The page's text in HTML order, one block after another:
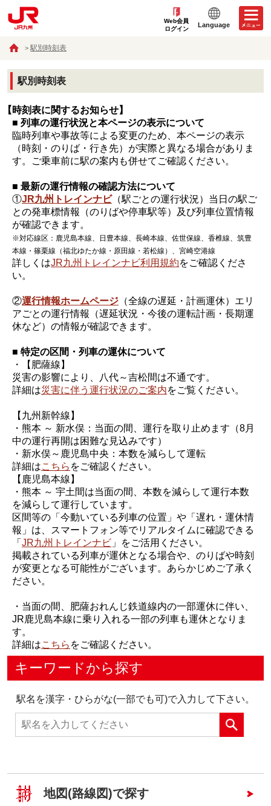
Web会員
ログイン
Language
駅別時刻表
駅別時刻表
【時刻表に関するお知らせ】
■ 列車の運行状況と本ページの表示について
臨時列車や事故等による変更のため、本ページの表示
（時刻・のりば・行き先）が実際と異なる場合がありま
す。ご乗車前に駅の案内も併せてご確認ください。
■ 最新の運行情報の確認方法について
①JR九州トレインナビ（駅ごとの運行状況）当日の駅ご
との発車標情報（のりばや停車駅等）及び列車位置情報
が確認できます。
※対応線区：鹿児島本線、日豊本線、長崎本線、佐世保線、香椎線、筑豊
本線・篠栗線（福北ゆたか線・原田線・若松線）、宮崎空港線
詳しくはJR九州トレインナビ利用規約をご確認くださ
い。
②運行情報ホームページ （全線の遅延・計画運休）エリ
アごとの運行情報（遅延状況・今後の運転計画・長期運
休など）の情報が確認できます。
■ 特定の区間・列車の運休について
・【肥薩線】
災害の影響により、八代～吉松間は不通です。
詳細は災害に伴う運行状況のご案内をご覧ください。
【九州新幹線】
・熊本 ～ 新水俣：当面の間、運行を取り止めます（8月
中の運行再開は困難な見込みです）
・新水俣～鹿児島中央：本数を減らして運転
詳細はこちら をご確認ください。
【鹿児島本線】
・熊本 ～ 宇土間は当面の間、本数を減らして運行本数
を減らして運行しています。
区間等の「今動いている列車の位置」や「遅れ・運休情
報」は、スマートフォン等でリアルタイムに確認できる
「JR九州トレインナビ 」をご活用ください。
掲載されている列車が運休となる場合や、のりばや時刻
が変更となる可能性がございます。あらかじめご了承く
ださい。
・当面の間、肥薩おれんじ鉄道線内の一部運休に伴い、
JR鹿児島本線に乗り入れる一部の列車も運休となりま
す。
詳細はこちら をご確認ください。
キーワードから探す
駅名を漢字・ひらがな(一部でも可)で入力して下さい。
地図(路線図)で探す